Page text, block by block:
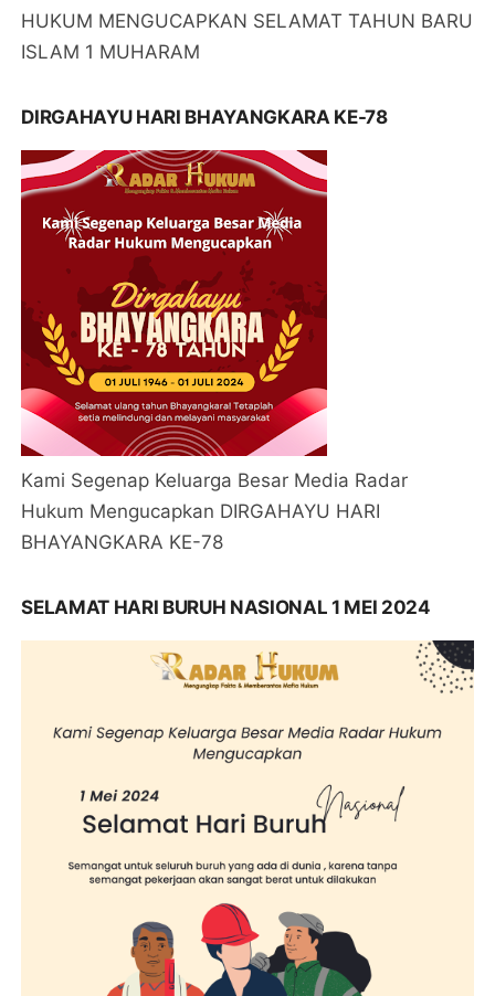
HUKUM MENGUCAPKAN SELAMAT TAHUN BARU
ISLAM 1 MUHARAM
DIRGAHAYU HARI BHAYANGKARA KE-78
Kami Segenap Keluarga Besar Media Radar
Hukum Mengucapkan DIRGAHAYU HARI
BHAYANGKARA KE-78
SELAMAT HARI BURUH NASIONAL 1 MEI 2024